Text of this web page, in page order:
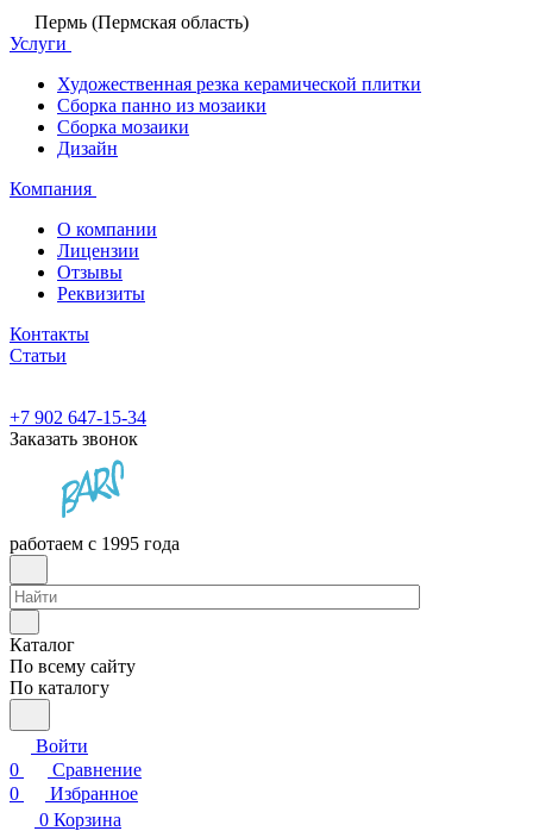
Пермь (Пермская область)
Услуги
Художественная резка керамической плитки
Сборка панно из мозаики
Сборка мозаики
Дизайн
Компания
О компании
Лицензии
Отзывы
Реквизиты
Контакты
Статьи
+7 902 647-15-34
Заказать звонок
работаем с 1995 года
Каталог
По всему сайту
По каталогу
Войти
0
Сравнение
0
Избранное
0 Корзина